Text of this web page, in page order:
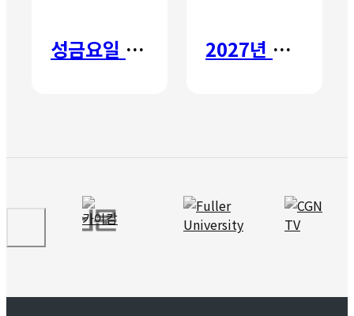
성금요일 칸타타 2027년 갈보리 어학원 유치부 신입생 모집